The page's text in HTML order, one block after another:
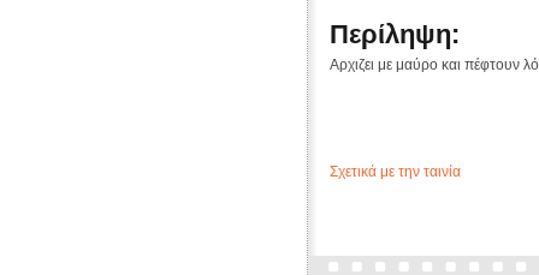
Περίληψη:
Αρχιζει με μαύρο και πέφτουν
Σχετικά με την ταινία